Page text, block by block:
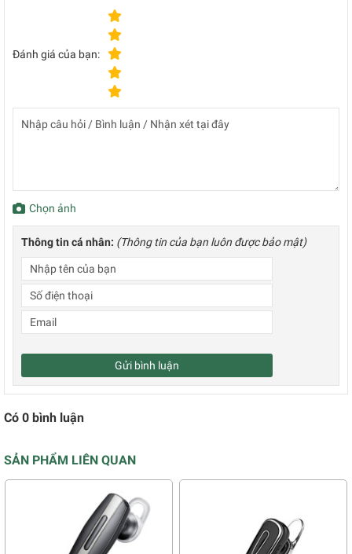
Đánh giá của bạn:
Chọn ảnh
Thông tin cá nhân: (Thông tin của bạn luôn được bảo mật)
Gửi bình luận
Có 0 bình luận
SẢN PHẨM LIÊN QUAN